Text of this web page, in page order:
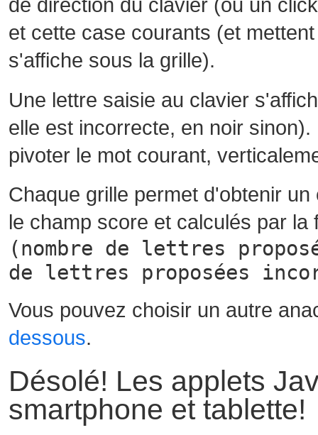
de direction du clavier (ou un
et cette case courants (et
s'affiche sous la grille).
Une lettre saisie au clavier
elle est incorrecte, en noir
pivoter le mot courant,
Chaque grille permet d'obtenir
le champ score et calculés par la
(nombre de lettres
de lettres proposées
Vous pouvez choisir un autre
dessous.
Désolé! Les applets
smartphone et tablette!